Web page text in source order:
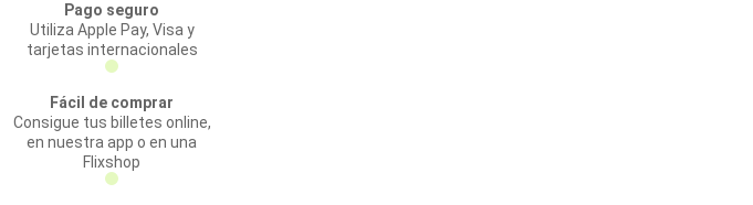
Pago seguro
Utiliza Apple Pay, Visa y
tarjetas internacionales
Fácil de comprar
Consigue tus billetes online,
en nuestra app o en una
Flixshop